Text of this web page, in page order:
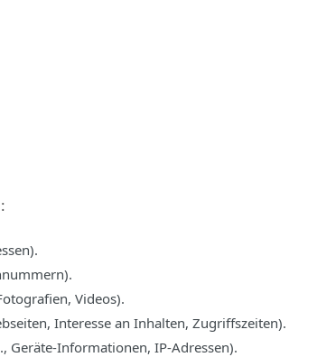
Videos).
Interesse an Inhalten, Zugriffszeiten).
Geräte-Informationen, IP-Adressen).